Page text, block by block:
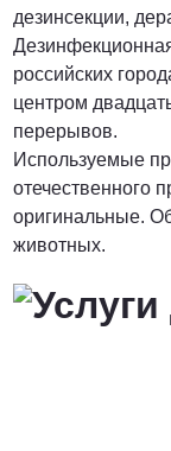
дезинсекции,
российских
центром
перерывов.
Используемые
отечественного
оригинальные.
животных.